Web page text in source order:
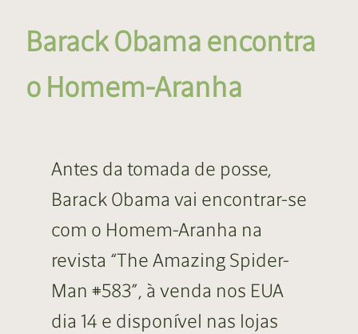
Barack Obama encontra
o Homem-Aranha
Antes da tomada de posse,
Barack Obama vai encontrar-se
com o Homem-Aranha na
revista “The Amazing Spider-
Man #583”, à venda nos EUA
dia 14 e disponível nas lojas